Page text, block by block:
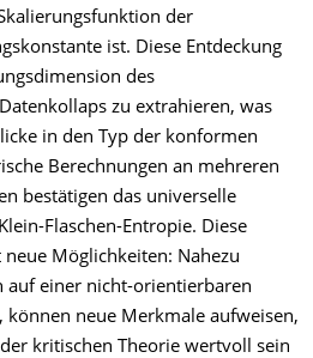
der
ist. Diese Entdeckung
des
zu extrahieren, was
in den Typ der konformen
Berechnungen an mehreren
bestätigen das universelle
Flaschen-Entropie. Diese
Möglichkeiten: Nahezu
auf einer nicht-orientierbaren
können neue Merkmale aufweisen,
kritischen Theorie wertvoll sein